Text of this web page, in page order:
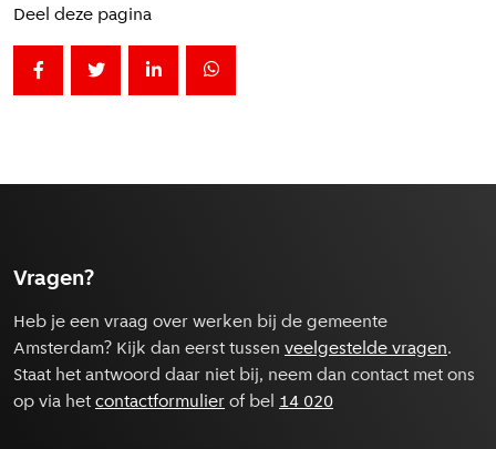
Deel deze pagina
Deel deze pagina op Facebook
Label voor [Social share - Deel op twitter] niet
Deel deze pagina op LinkedIn
Deel deze pagina op Whatsapp
Vragen?
Heb je een vraag over werken bij de gemeente
Amsterdam? Kijk dan eerst tussen veelgestelde vragen.
Staat het antwoord daar niet bij, neem dan contact met ons
op via hetcontactformulierof bel 14 020